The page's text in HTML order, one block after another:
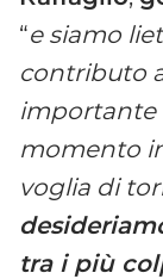
“e siamo
contributo
importante
momento
voglia di
tra i più